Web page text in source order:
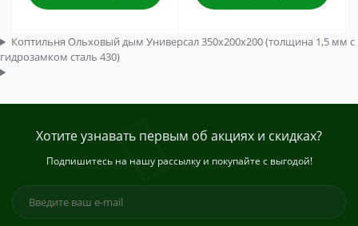
Коптильня Ольховый дым Универсал 350х200х200 (толщина 1,5 мм с
гидрозамком сталь 430)
Хотите узнавать первым об акциях и скидках?
Подпишитесь на нашу рассылку и покупайте с выгодой!